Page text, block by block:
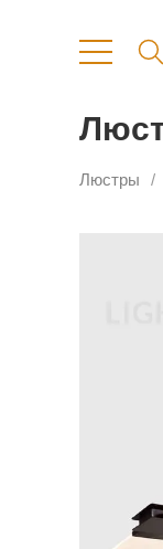
Люстры